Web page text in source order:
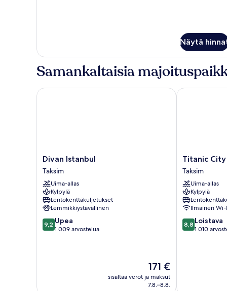
Lounge
Access
Näytä
Samankaltaisia
Divan
Istanbul
Taksim
Divan Istanbul
Taksim
Uima-allas
Kylpylä
Lentokenttäkuljetukset
Lemmikkiystävällinen
9.2
kautta
9,2 Upea
1 009 arvostelua
Hinta
on
171 €
171 €
sisältää verot ja maksut
7.8.–8.8.
Divan Istanbul
Titanic
City
Taksim
Taksim
Titanic City
Taksim
Uima-allas
Kylpylä
Ilmainen Wi-
8.8
kautta
8,8 Loistava
1 010
Titanic City